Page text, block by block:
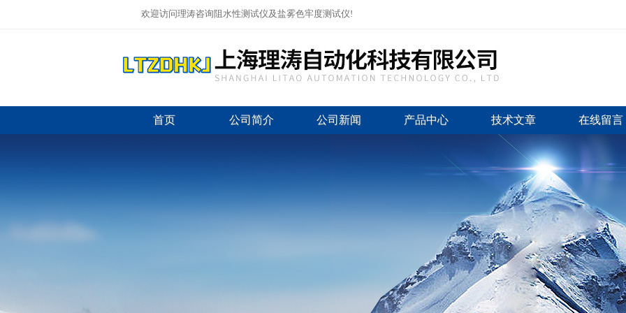
欢迎访问理涛咨询阻水性测试仪及盐雾色牢度测试仪!
首页 公司简介 公司新闻 产品中心 技术文章 在线留言